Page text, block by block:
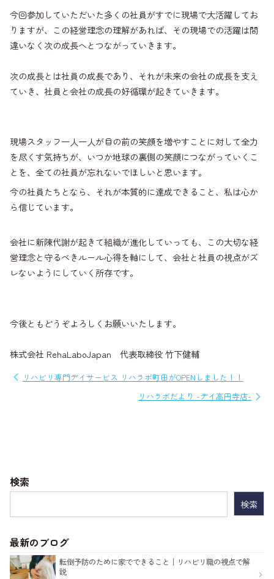
今回参加していただいた多くの社員がすでに現場で大活躍してお
りますが、この経営理念の理解があれば、その現場での活躍は間
違いなく次の成長へとつながっていきます。
次の成長とは社員の成長であり、それが未来の会社の成長を支え
ていき、社員と会社の成長の好循環が起きていきます。
現場スタッフ一人一人が目の前の笑顔を増やすことに対して全力
を尽くす気持ちが、いつか地球の裏側の笑顔につながっていくこ
とを、全ての社員が忘れないでほしいと思います。
今の社員たちとなら、それが本質的に達成できること、私は心か
ら信じています。
会社に新陳代謝が起きて組織が進化していっても、この大切な経
営理念と守るべきルール心得を軸にして、会社と社員の視点がズ
レないようにしていく所存です。
今後ともどうぞよろしくお願いいたします。
株式会社 RehaLaboJapan 代表取締役 竹下健輔
投
ー
シ
ョ
ン
リハビリ専門デイサービス リハラボ町田がOPENしました！！
リハラボだより -デイ高円寺店-
検索
最新のブログ
転倒予防のために家でできること｜リハビリ職の視点で解
説